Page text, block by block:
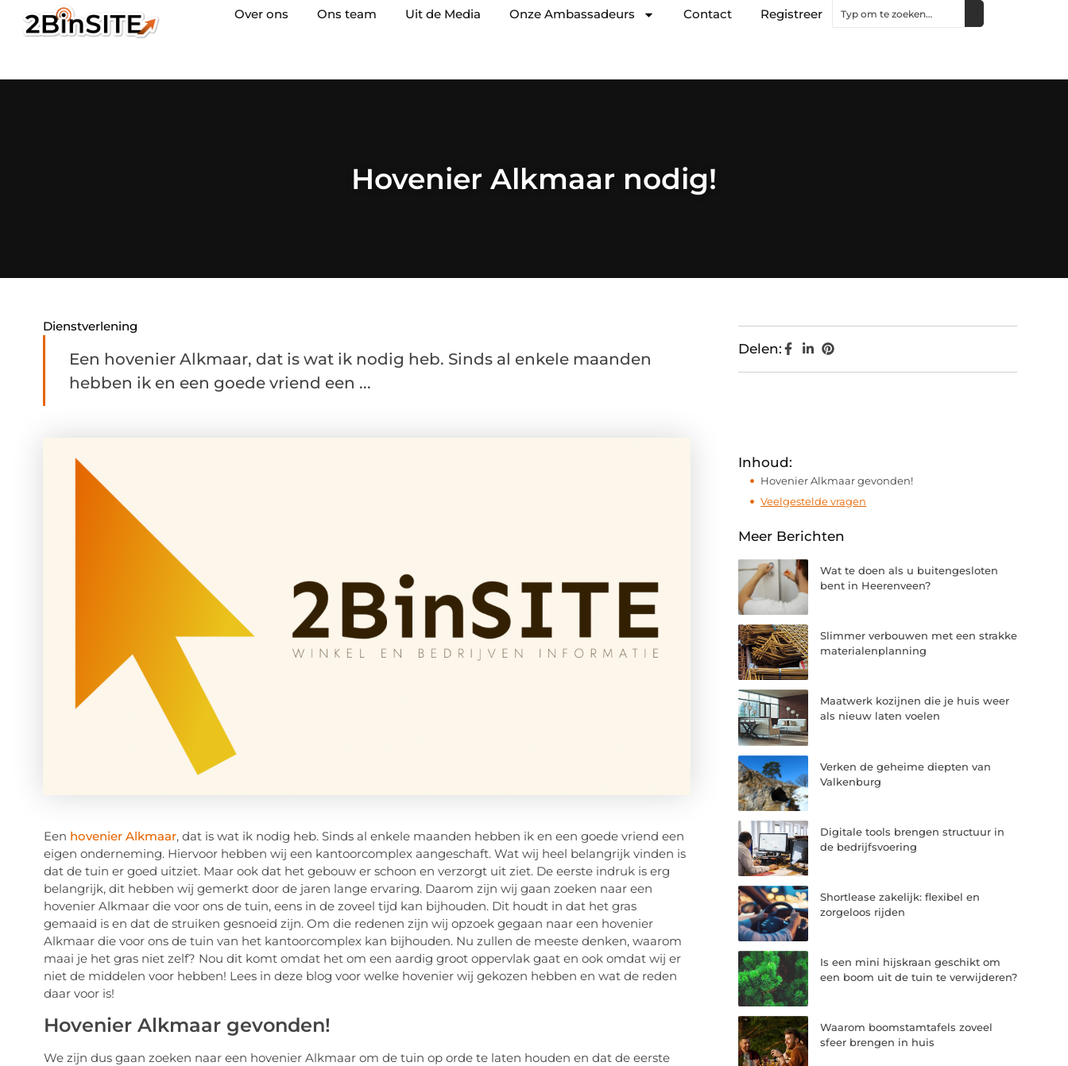
Over ons Ons team Uit de Media Onze Ambassadeurs Contact Registreer
Hovenier Alkmaar nodig!
Dienstverlening
Een hovenier Alkmaar, dat is wat ik nodig heb. Sinds al enkele maanden
hebben ik en een goede vriend een ...
Een hovenier Alkmaar, dat is wat ik nodig heb. Sinds al enkele maanden hebben ik en een goede vriend een
eigen onderneming. Hiervoor hebben wij een kantoorcomplex aangeschaft. Wat wij heel belangrijk vinden is
dat de tuin er goed uitziet. Maar ook dat het gebouw er schoon en verzorgt uit ziet. De eerste indruk is erg
belangrijk, dit hebben wij gemerkt door de jaren lange ervaring. Daarom zijn wij gaan zoeken naar een
hovenier Alkmaar die voor ons de tuin, eens in de zoveel tijd kan bijhouden. Dit houdt in dat het gras
gemaaid is en dat de struiken gesnoeid zijn. Om die redenen zijn wij opzoek gegaan naar een hovenier
Alkmaar die voor ons de tuin van het kantoorcomplex kan bijhouden. Nu zullen de meeste denken, waarom
maai je het gras niet zelf? Nou dit komt omdat het om een aardig groot oppervlak gaat en ook omdat wij er
niet de middelen voor hebben! Lees in deze blog voor welke hovenier wij gekozen hebben en wat de reden
daar voor is!
Hovenier Alkmaar gevonden!
We zijn dus gaan zoeken naar een hovenier Alkmaar om de tuin op orde te laten houden en dat de eerste
Delen:
Inhoud:
Hovenier Alkmaar gevonden!
Veelgestelde vragen
Meer Berichten
Wat te doen als u buitengesloten
bent in Heerenveen?
Slimmer verbouwen met een strakke
materialenplanning
Maatwerk kozijnen die je huis weer
als nieuw laten voelen
Verken de geheime diepten van
Valkenburg
Digitale tools brengen structuur in
de bedrijfsvoering
Shortlease zakelijk: flexibel en
zorgeloos rijden
Is een mini hijskraan geschikt om
een boom uit de tuin te verwijderen?
Waarom boomstamtafels zoveel
sfeer brengen in huis